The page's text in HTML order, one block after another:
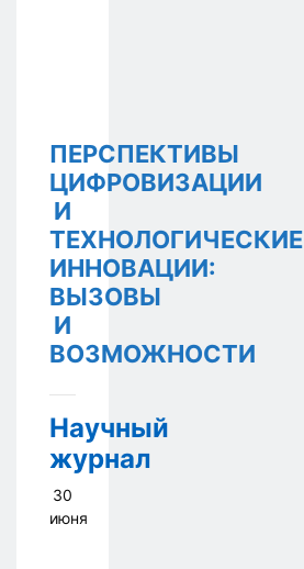
ПЕРСПЕКТИВЫ
ЦИФРОВИЗАЦИИ
И
ТЕХНОЛОГИЧЕСКИЕ
ИННОВАЦИИ:
ВЫЗОВЫ
И
ВОЗМОЖНОСТИ
Научный
журнал
30
июня